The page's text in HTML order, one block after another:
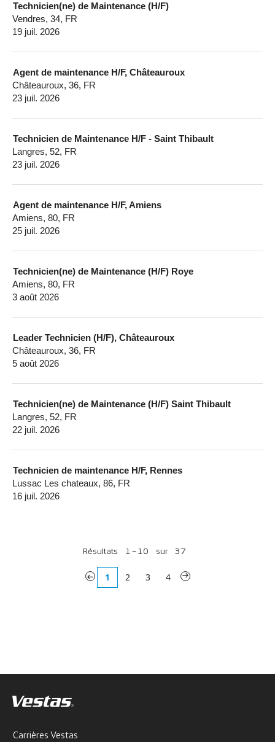
Technicien(ne) de Maintenance (H/F)
Vendres, 34, FR
19 juil. 2026
Agent de maintenance H/F, Châteauroux
Châteauroux, 36, FR
23 juil. 2026
Technicien de Maintenance H/F - Saint Thibault
Langres, 52, FR
23 juil. 2026
Agent de maintenance H/F, Amiens
Amiens, 80, FR
25 juil. 2026
Technicien(ne) de Maintenance (H/F) Roye
Amiens, 80, FR
3 août 2026
Leader Technicien (H/F), Châteauroux
Châteauroux, 36, FR
5 août 2026
Technicien(ne) de Maintenance (H/F) Saint Thibault
Langres, 52, FR
22 juil. 2026
Technicien de maintenance H/F, Rennes
Lussac Les chateaux, 86, FR
16 juil. 2026
Résultats 1 – 10 sur 37
« 1 2 3 4 »
Carrières Vestas